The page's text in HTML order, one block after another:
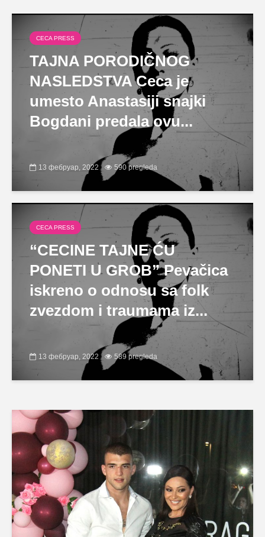
CECA PRESS
TAJNA PORODIČNOG
NASLEDSTVA Ceca je
umesto Anastasiji snajki
Bogdani predala ovu...
13 фебруар, 2022 590 pregleda
CECA PRESS
“CECINE TAJNE ĆU
PONETI U GROB” Pevačica
iskreno o odnosu sa folk
zvezdom i traumama iz...
13 фебруар, 2022 589 pregleda